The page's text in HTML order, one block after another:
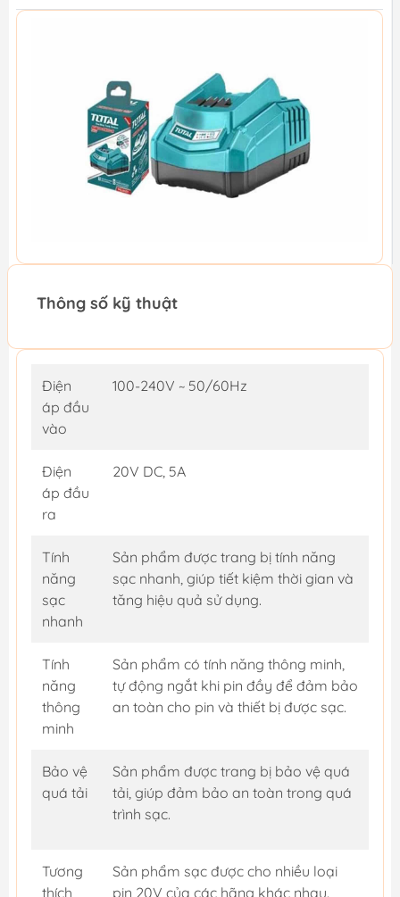
Thông số kỹ thuật
Điện
áp đầu
vào
100-240V ~ 50/60Hz
Điện
áp đầu
ra
20V DC, 5A
Tính
năng
sạc
nhanh
Sản phẩm được trang bị tính năng
sạc nhanh, giúp tiết kiệm thời gian và
tăng hiệu quả sử dụng.
Tính
năng
thông
minh
Sản phẩm có tính năng thông minh,
tự động ngắt khi pin đầy để đảm bảo
an toàn cho pin và thiết bị được sạc.
Bảo vệ
quá tải
Sản phẩm được trang bị bảo vệ quá
tải, giúp đảm bảo an toàn trong quá
trình sạc.
Tương
thích
Sản phẩm sạc được cho nhiều loại
pin 20V của các hãng khác nhau.